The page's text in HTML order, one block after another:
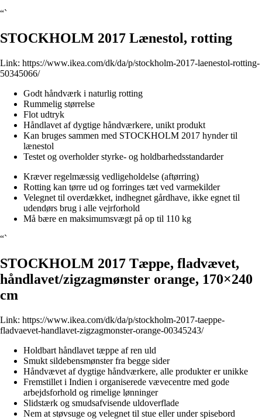
“`
STOCKHOLM 2017 Lænestol, rotting
Link: https://www.ikea.com/dk/da/p/stockholm-2017-laenestol-rotting-
50345066/
Godt håndværk i naturlig rotting
Rummelig størrelse
Flot udtryk
Håndlavet af dygtige håndværkere, unikt produkt
Kan bruges sammen med STOCKHOLM 2017 hynder til
lænestol
Testet og overholder styrke- og holdbarhedsstandarder
Kræver regelmæssig vedligeholdelse (aftørring)
Rotting kan tørre ud og forringes tæt ved varmekilder
Velegnet til overdækket, indhegnet gårdhave, ikke egnet til
udendørs brug i alle vejrforhold
Må bære en maksimumsvægt på op til 110 kg
“`
STOCKHOLM 2017 Tæppe, fladvævet,
håndlavet/zigzagmønster orange, 170×240
cm
Link: https://www.ikea.com/dk/da/p/stockholm-2017-taeppe-
fladvaevet-handlavet-zigzagmonster-orange-00345243/
Holdbart håndlavet tæppe af ren uld
Smukt sildebensmønster fra begge sider
Håndvævet af dygtige håndværkere, alle produkter er unikke
Fremstillet i Indien i organiserede vævecentre med gode
arbejdsforhold og rimelige lønninger
Slidstærk og smudsafvisende uldoverflade
Nem at støvsuge og velegnet til stue eller under spisebord